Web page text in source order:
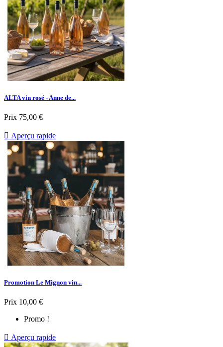
ALTA vin rosé - Anne de...
Prix 75,00 €
 Aperçu rapide
Promotion Le Mignon vin...
Prix 10,00 €
Promo !
 Aperçu rapide